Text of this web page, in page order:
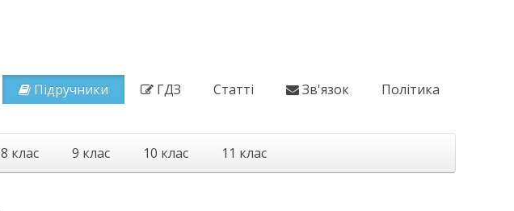
Підручники ГДЗ Статті Зв'язок Політика
8 клас 9 клас 10 клас 11 клас